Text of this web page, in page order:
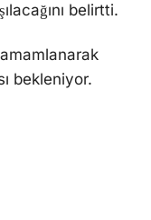
belirtti.
bekleniyor.